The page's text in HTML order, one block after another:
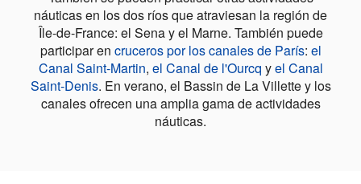
náuticas en los dos ríos que atraviesan la región de
Île-de-France: el Sena y el Marne. También puede
participar en cruceros por los canales de París: el
Canal Saint-Martin, el Canal de l'Ourcq yel Canal
Saint-Denis. En verano, el Bassin de La Villette y los
canales ofrecen una amplia gama de actividades
náuticas.